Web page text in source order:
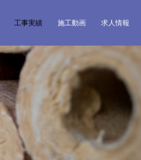
工事実績 施工動画 求人情報